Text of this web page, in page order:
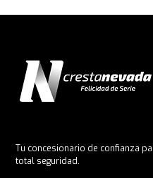
Tu concesionario de confianza
total seguridad.